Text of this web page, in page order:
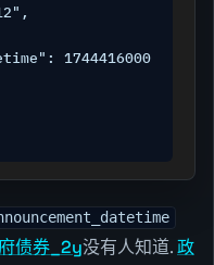
1744416000
债券_2y没有人知道.政